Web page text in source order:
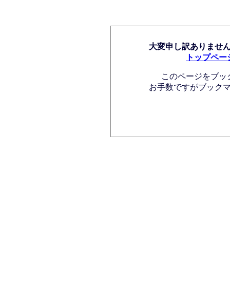
大変申し訳ありませ
トップペー
このページをブ
お手数ですがブック